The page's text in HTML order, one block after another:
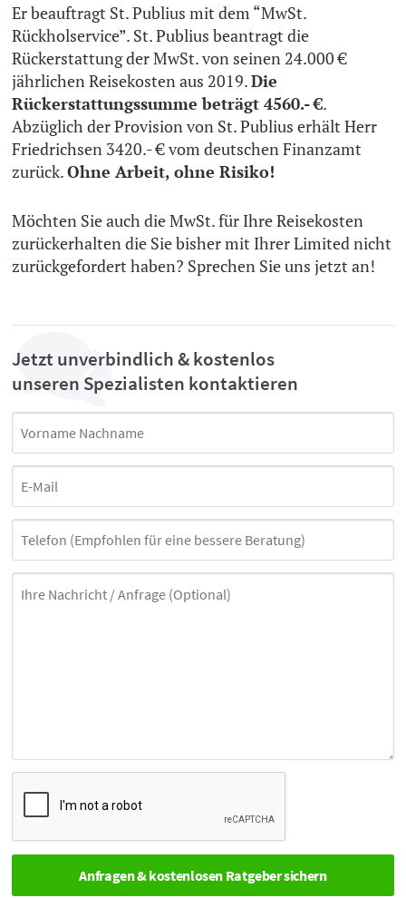
Er beauftragt St. Publius mit dem “MwSt.
Rückholservice”. St. Publius beantragt die
Rückerstattung der MwSt. von seinen 24.000 €
jährlichen Reisekosten aus 2019.Die
Rückerstattungssumme beträgt 4560.- €.
Abzüglich der Provision von St. Publius erhält Herr
Friedrichsen 3420.- € vom deutschen Finanzamt
zurück.Ohne Arbeit, ohne Risiko!
Möchten Sie auch die MwSt. für Ihre Reisekosten
zurückerhalten die Sie bisher mit Ihrer Limited nicht
zurückgefordert haben? Sprechen Sie uns jetzt an!
Jetzt unverbindlich & kostenlos
unseren Spezialisten kontaktieren